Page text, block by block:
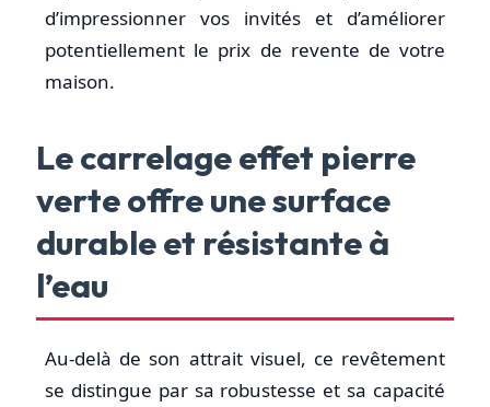
d’impressionner vos invités et d’améliorer
potentiellement le prix de revente de votre
maison.
Le carrelage effet pierre
verte offre une surface
durable et résistante à
l’eau
Au-delà de son attrait visuel, ce revêtement
se distingue par sa robustesse et sa capacité